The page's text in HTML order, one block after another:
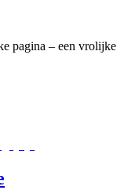
pagina – een vrolijke